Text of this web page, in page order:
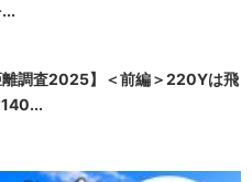
離調査2025】＜前編＞220Yは飛